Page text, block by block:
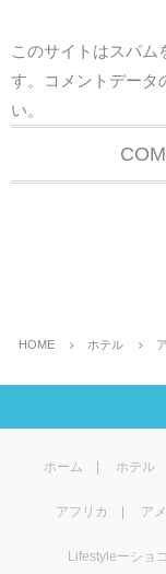
このサイトはスパム
す。
コメントデータ
い。
HOME ホテル
ホーム ホテル
アフリカ ア
Lifestyleーショ